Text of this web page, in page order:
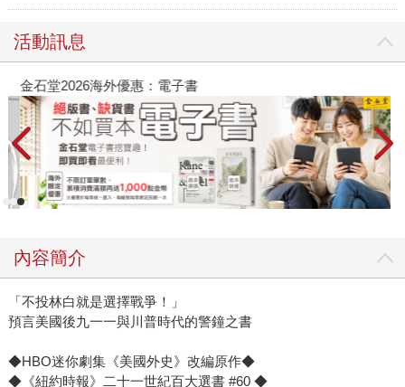
活動訊息
金石堂2026海外優惠：電子書
內容簡介
「不投林白就是選擇戰爭！」
預言美國後九一一與川普時代的警鐘之書
◆HBO迷你劇集《美國外史》改編原作◆
◆《紐約時報》二十一世紀百大選書 #60 ◆